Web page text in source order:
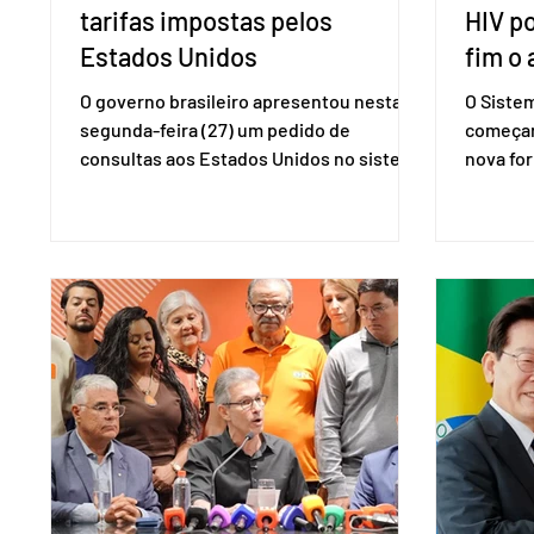
tarifas impostas pelos
Estados Unidos
O governo brasileiro apresentou nesta
segunda-feira (27) um pedido de
consultas aos Estados Unidos no sistema
base na Seção 301 da Lei de Comércio de
1974. Segundo nota divulgada pelo
Ministério das Relações Exteriores, o
Brasil considera que as tarifas são
injustificadas e incompatíveis com as
obrigações assumidas pelos Estados
Unid
HIV
fim o
O
nova
e
pelo
que